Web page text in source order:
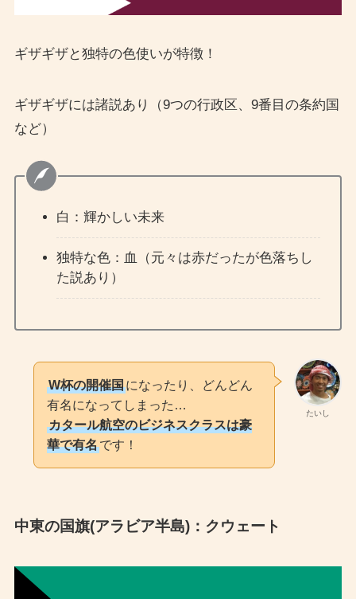
ギザギザと独特の色使いが特徴！
ギザギザには諸説あり（9つの行政区、9番目の条約国
など）
白：輝かしい未来
独特な色：血（元々は赤だったが色落ちし
た説あり）
たいし
W杯の開催国になったり、どんどん
有名になってしまった…
カタール航空のビジネスクラスは豪
華で有名です！
中東の国旗(アラビア半島)：クウェート